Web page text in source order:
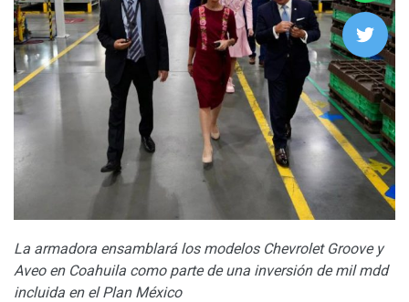
La armadora ensamblará los modelos Chevrolet Groove y
Aveo en Coahuila como parte de una inversión de mil mdd
incluida en el Plan México